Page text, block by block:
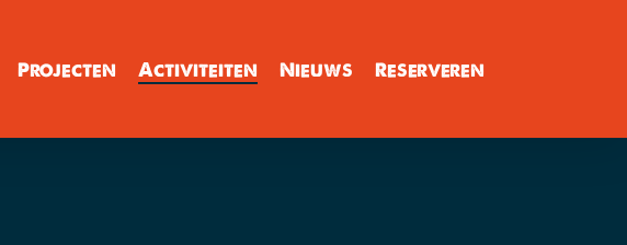
Projecten Activiteiten Nieuws Reserveren